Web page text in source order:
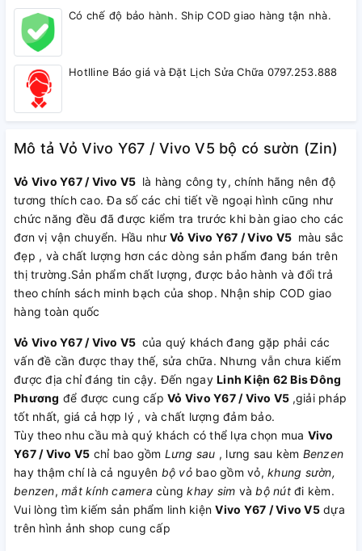
Có chế độ bảo hành. Ship COD giao hàng tận nhà.
Hotlline Báo giá và Đặt Lịch Sửa Chữa 0797.253.888
Mô tả Vỏ Vivo Y67 / Vivo V5 bộ có sườn (Zin)
Vỏ Vivo Y67 / Vivo V5 là hàng công ty, chính hãng nên độ
tương thích cao. Đa số các chi tiết về ngoại hình cũng như
chức năng đều đã được kiểm tra trước khi bàn giao cho các
đơn vị vận chuyển. Hầu như Vỏ Vivo Y67 / Vivo V5 màu sắc
đẹp , và chất lượng hơn các dòng sản phẩm đang bán trên
thị trường.Sản phẩm chất lượng, được bảo hành và đổi trả
theo chính sách minh bạch của shop. Nhận ship COD giao
hàng toàn quốc
Vỏ Vivo Y67 / Vivo V5 của quý khách đang gặp phải các
vấn đề cần được thay thế, sửa chữa. Nhưng vẫn chưa kiếm
được địa chỉ đáng tin cậy. Đến ngay Linh Kiện 62 Bis Đông
Phương để được cung cấp Vỏ Vivo Y67 / Vivo V5 ,giải pháp
tốt nhất, giá cả hợp lý , và chất lượng đảm bảo.
Tùy theo nhu cầu mà quý khách có thể lựa chọn mua Vivo
Y67 / Vivo V5 chỉ bao gồm Lưng sau , lưng sau kèm Benzen
hay thậm chí là cả nguyên bộ vỏbao gồm vỏ, khung sườn,
benzen, mắt kính camera cùngkhay sim vàbộ nútđi kèm.
Vui lòng tìm kiếm sản phẩm linh kiệnVivo Y67 / Vivo V5dựa
trên hình ảnh shop cung cấp